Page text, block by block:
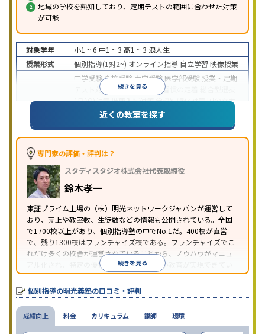
地域の学校を熟知しており、定期テストの範囲に合わせた対策
が可能
続きを見る
対象学年 小1 ~ 6 中1 ~ 3 高1 ~ 3 浪人生
授業形式
個別指導(1対2~) オンライン指導 自立学習 映像授業
中学受験高校受験大学受験 医学部受験 授業・定期
テスト対策
内申点対策 学習習慣の定着
(旧AO)対策推薦入試対策学校別特化対策国公立大
私大対策共通テスト対策
英語・英会話特化
対策その他科目別特化対策
特徴
中高一貫校生に対応
の振替可能
を利用オンライン対応1科目から受講可能
習のみの受講可
り
※2023年3月調査。小学校高学年の個別指導塾アンケート調査方法を参
近くの教室を探す
専門家の評価・評判は？
スタディスタジオ株式会社代表取締役
鈴木孝一
東証プライム上場の（株）明光ネットワークジャパンが運営して
おり、売上や教室数、生徒数などの情報も公開されている。全国
で1700校以上があり、個別指導塾の中でNo.1だ。400校が直営
で、残り1300校はフランチャイズ校である。フランチャイズでこ
れだけ多くの校舎が運営されていることから、ノウハウがマニュ
アル化され、特定の優秀な人材に依存しない教育が実現できてい
ることが推測される。
続きを見る
個別指導の明光義塾の口コミ・評判
成績向上 料金 カリキュラム 講師 環境